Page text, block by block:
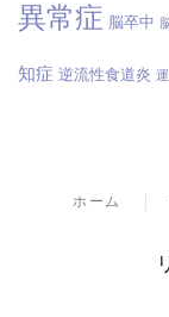
異常症 脳卒中
知症 逆流性食道炎
ホーム